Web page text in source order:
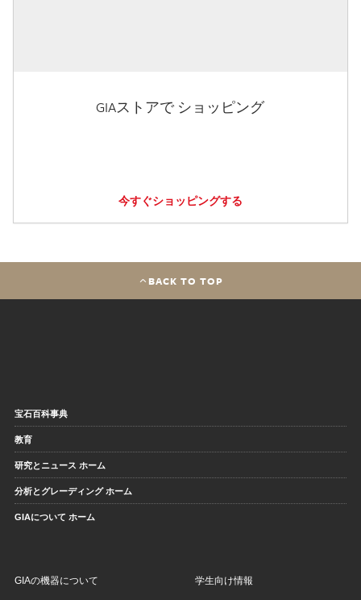
GIAストアで ショッピング
今すぐショッピングする
BACK TO TOP
宝石百科事典
教育
研究とニュース ホーム
分析とグレーディング ホーム
GIAについて ホーム
GIAの機器について 学生向け情報